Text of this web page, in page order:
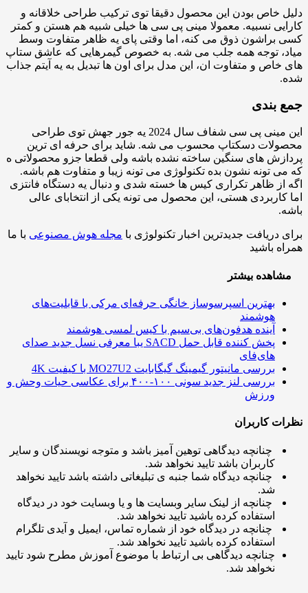
خاص بودن این محصول دقیقا توی ترکیب طراحی خلاقانه و
نسبیه. معمولا مینی پی سی ها خیلی شبیه هم هستن و کمتر
براشون ذوق می کنه، اما وقتی پای یه ظاهر متفاوت وسط
توجه همه جلب می شه. به خصوص گیمرهایی که عاشق ستاپ
خاص و متفاوت ان، این مدل برای اون ها تبدیل به یه آیتم جذاب
بندی
این مینی پی سی شفاف سال 2024 یه جور جهش توی طراحی
دسکتاپ محسوب می شه. شاید برای حرفه ای ترین
های سنگین ساخته نشده باشه ولی قطعا جزو محصولاتی ه
تونه نشون بده تکنولوژی می تونه زیبا و متفاوت هم باشه.
از ظاهر تکراری کیس ها خسته شدی و دنبال یه دستگاه فانتزی
هستی، این محصول می تونه یکی از انتخابای عالی
دریافت جدیدترین اخبار تکنولوژی با مجله هوش مصنوعیبا ما
باشید
بیشتر
بهترین اسپرسوساز خانگی حرفه‌ای مرکی با قابلیت‌های
هوشمند
آینده هدفون‌های بی‌سیم با کیس لمسی هوشمند
پخش کننده قابل حمل SACD یبا معرفی نسل جدید صدای
های‌فای
بررسی مانیتور گیمینگ گیگابایت MO27U2 با کیفیت 4K
بررسی لنز جدید سونی ۱۰۰-۴۰۰ برای عکاسی حیات وحش و
ورزش
کاربران
چنانچه دیدگاهی توهین آمیز باشد و متوجه نویسندگان و سایر
کاربران باشد تایید نخواهد شد.
چنانچه دیدگاه شما جنبه ی تبلیغاتی داشته باشد تایید نخواهد
چنانچه از لینک سایر وبسایت ها و یا وبسایت خود در دیدگاه
استفاده کرده باشید تایید نخواهد شد.
چنانچه در دیدگاه خود از شماره تماس، ایمیل و آیدی تلگرام
استفاده کرده باشید تایید نخواهد شد.
چنانچه دیدگاهی بی ارتباط با موضوع آموزش مطرح شود تایید
نخواهد شد.